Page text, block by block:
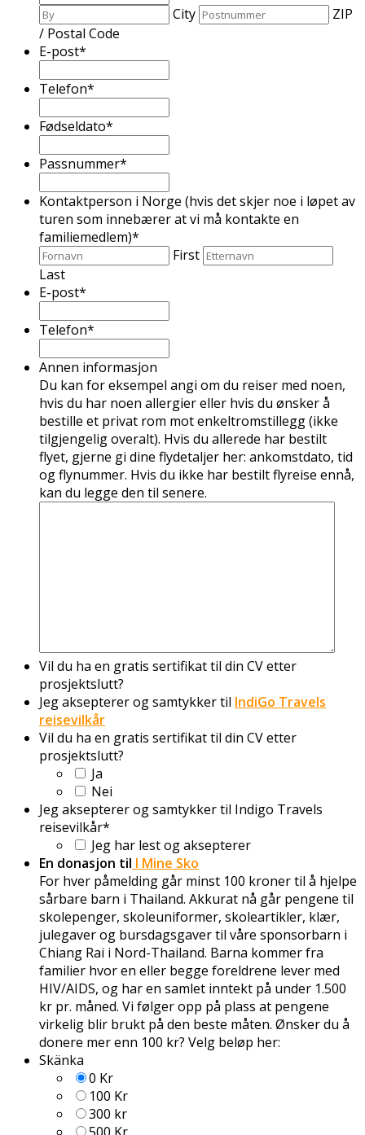
City
ZIP
/ Postal Code
E-post*
Telefon*
Fødseldato*
Passnummer*
Kontaktperson i Norge (hvis det skjer noe i løpet av
turen som innebærer at vi må kontakte en
familiemedlem)*
First
Last
E-post*
Telefon*
Annen informasjon
Du kan for eksempel angi om du reiser med noen,
hvis du har noen allergier eller hvis du ønsker å
bestille et privat rom mot enkeltromstillegg (ikke
tilgjengelig overalt). Hvis du allerede har bestilt
flyet, gjerne gi dine flydetaljer her: ankomstdato, tid
og flynummer. Hvis du ikke har bestilt flyreise ennå,
kan du legge den til senere.
Vil du ha en gratis sertifikat til din CV etter
prosjektslutt?
Jeg aksepterer og samtykker til IndiGo Travels
reisevilkår
Vil du ha en gratis sertifikat til din CV etter
prosjektslutt?
Ja
Nei
Jeg aksepterer og samtykker til Indigo Travels
reisevilkår*
Jeg har lest og aksepterer
En donasjon til I Mine Sko
For hver påmelding går minst 100 kroner til å hjelpe
sårbare barn i Thailand. Akkurat nå går pengene til
skolepenger, skoleuniformer, skoleartikler, klær,
julegaver og bursdagsgaver til våre sponsorbarn i
Chiang Rai i Nord-Thailand. Barna kommer fra
familier hvor en eller begge foreldrene lever med
HIV/AIDS, og har en samlet inntekt på under 1.500
kr pr. måned. Vi følger opp på plass at pengene
virkelig blir brukt på den beste måten. Ønsker du å
donere mer enn 100 kr? Velg beløp her:
Skänka
0 Kr
100 Kr
300 kr
500 Kr